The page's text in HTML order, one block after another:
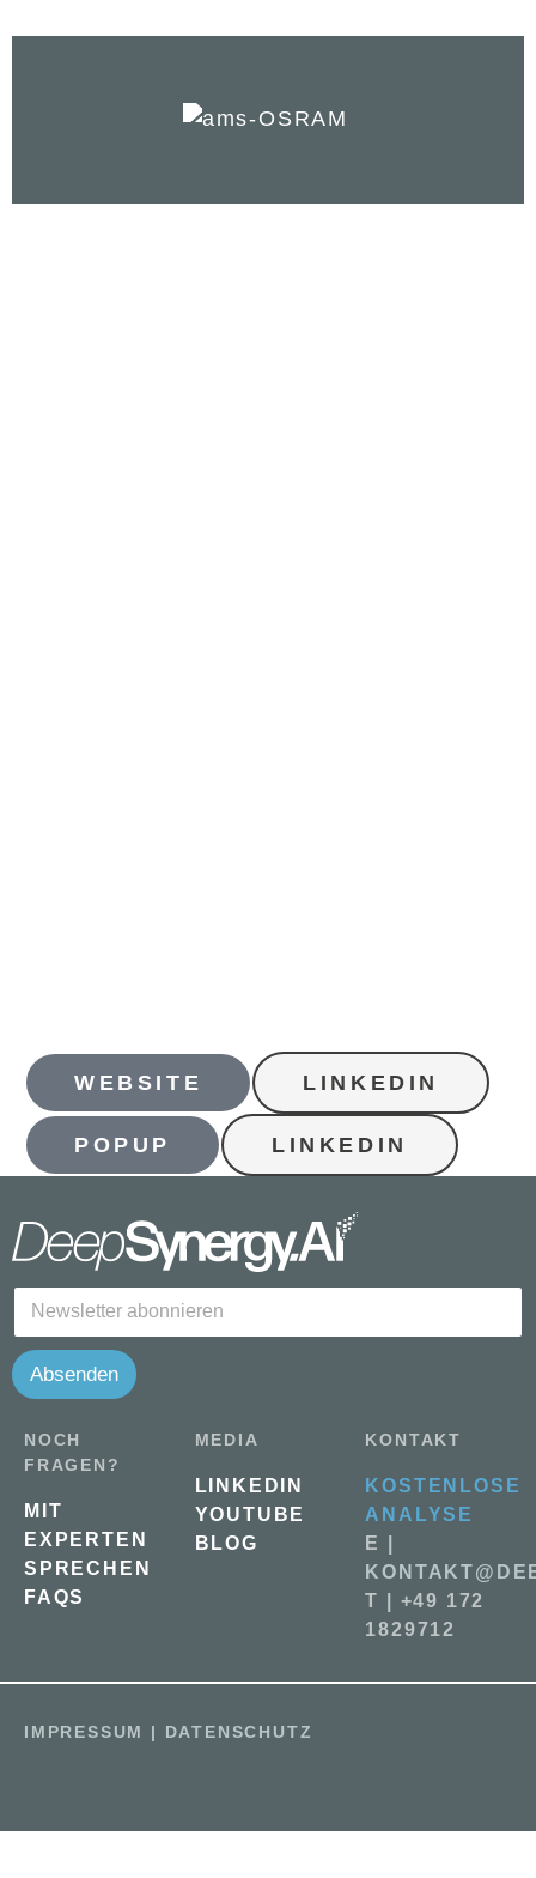
WEBSITE LINKEDIN
POPUP LINKEDIN
Absenden
NOCH
FRAGEN?
MIT
EXPERTEN
SPRECHEN
FAQS
MEDIA
LINKEDIN
YOUTUBE
BLOG
KONTAKT
KOSTENLOSE
ANALYSE
E |
T | +49 172
1829712
IMPRESSUM | DATENSCHUTZ